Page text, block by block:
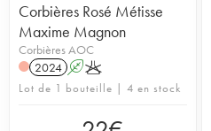
Corbières Rosé Métisse
Maxime Magnon
Corbières AOC
2024 AK
Lot de 1 bouteille | 4 en stock